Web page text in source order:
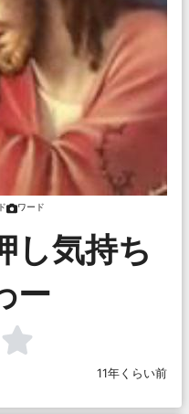
ワード
し気持ち
ー
11年くらい前